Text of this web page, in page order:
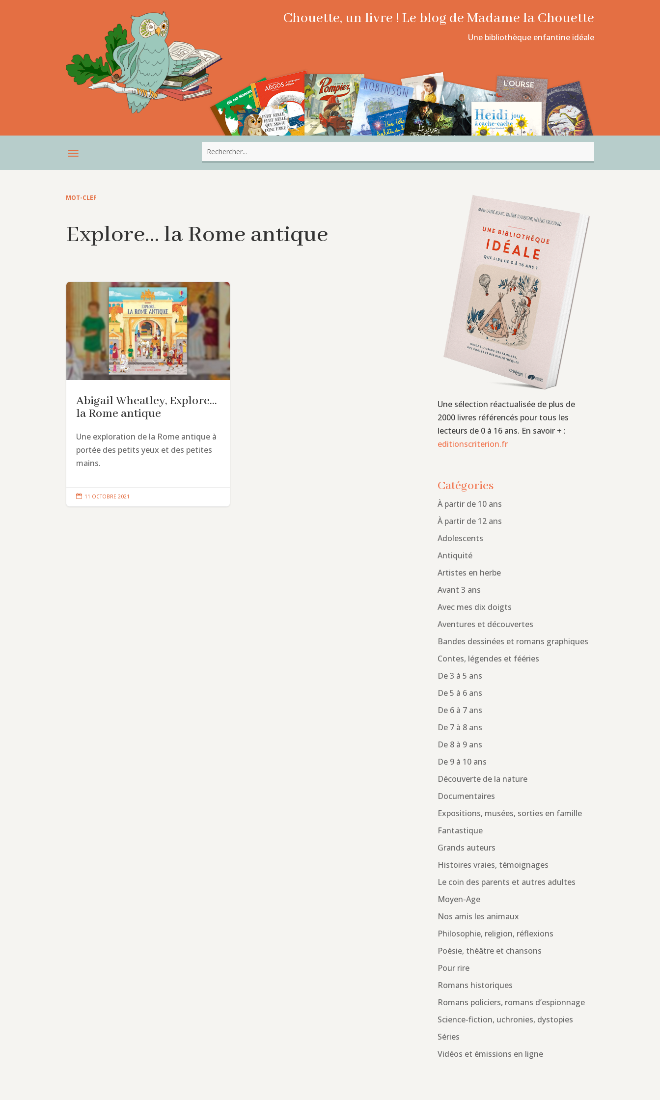
Chouette, un livre ! Le blog de Madame la Chouette
Une bibliothèque enfantine idéale
MOT-CLEF
Explore… la Rome antique
Abigail Wheatley, Explore…
la Rome antique
Une exploration de la Rome antique à
portée des petits yeux et des petites
mains.
 11 OCTOBRE 2021
Une sélection réactualisée de plus de
2000 livres référencés pour tous les
lecteurs de 0 à 16 ans. En savoir + :
editionscriterion.fr
Catégories
À partir de 10 ans
À partir de 12 ans
Adolescents
Antiquité
Artistes en herbe
Avant 3 ans
Avec mes dix doigts
Aventures et découvertes
Bandes dessinées et romans graphiques
Contes, légendes et fééries
De 3 à 5 ans
De 5 à 6 ans
De 6 à 7 ans
De 7 à 8 ans
De 8 à 9 ans
De 9 à 10 ans
Découverte de la nature
Documentaires
Expositions, musées, sorties en famille
Fantastique
Grands auteurs
Histoires vraies, témoignages
Le coin des parents et autres adultes
Moyen-Age
Nos amis les animaux
Philosophie, religion, réflexions
Poésie, théâtre et chansons
Pour rire
Romans historiques
Romans policiers, romans d’espionnage
Science-fiction, uchronies, dystopies
Séries
Vidéos et émissions en ligne